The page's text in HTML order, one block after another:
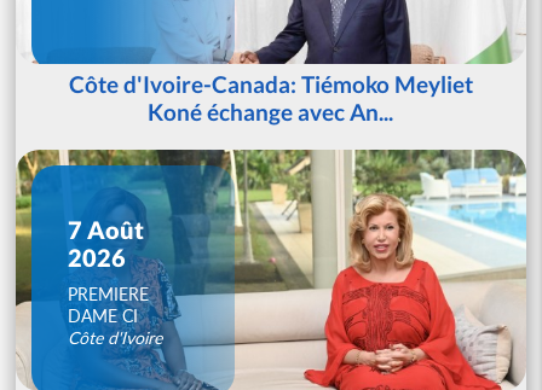
Côte d'Ivoire-Canada: Tiémoko Meyliet
Koné échange avec An...
7 Août
2026
PREMIERE
DAME CI
Côte d'Ivoire